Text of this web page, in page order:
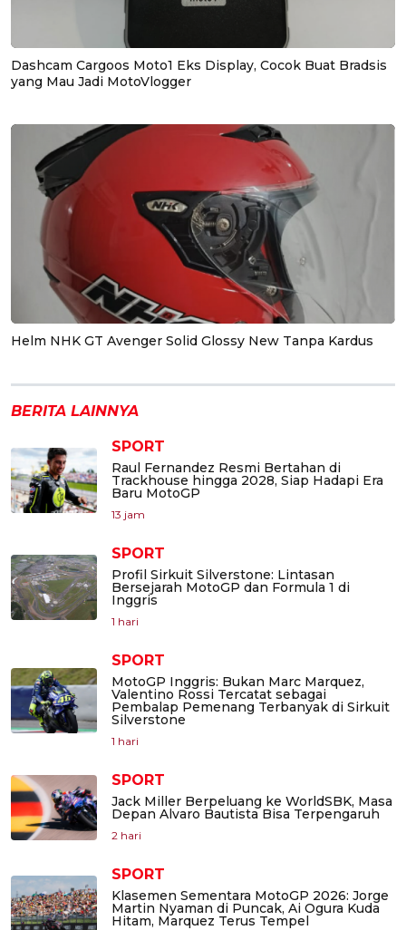
Dashcam Cargoos Moto1 Eks Display, Cocok Buat Bradsis
yang Mau Jadi MotoVlogger
Helm NHK GT Avenger Solid Glossy New Tanpa Kardus
BERITA LAINNYA
SPORT
Raul Fernandez Resmi Bertahan di
Trackhouse hingga 2028, Siap Hadapi Era
Baru MotoGP
13 jam
SPORT
Profil Sirkuit Silverstone: Lintasan
Bersejarah MotoGP dan Formula 1 di
Inggris
1 hari
SPORT
MotoGP Inggris: Bukan Marc Marquez,
Valentino Rossi Tercatat sebagai
Pembalap Pemenang Terbanyak di Sirkuit
Silverstone
1 hari
SPORT
Jack Miller Berpeluang ke WorldSBK, Masa
Depan Alvaro Bautista Bisa Terpengaruh
2 hari
SPORT
Klasemen Sementara MotoGP 2026: Jorge
Martin Nyaman di Puncak, Ai Ogura Kuda
Hitam, Marquez Terus Tempel